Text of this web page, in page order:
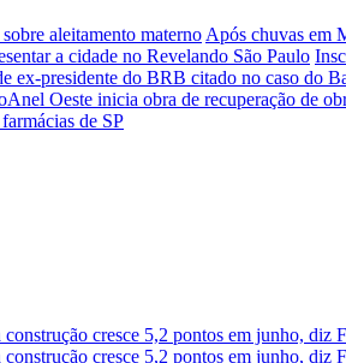
aleitamento materno Após chuvas em
a cidade no Revelando São Paulo
ex-presidente do BRB citado no caso do
Oeste inicia obra de recuperação de
de SP